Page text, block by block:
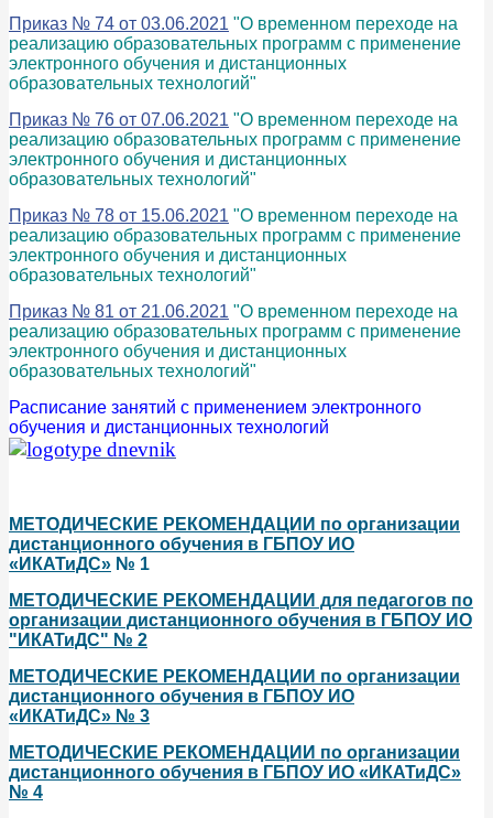
Приказ № 74 от 03.06.2021 "О временном переходе на
реализацию образовательных программ с применение
электронного обучения и дистанционных
образовательных технологий"
Приказ № 76 от 07.06.2021 "О временном переходе на
реализацию образовательных программ с применение
электронного обучения и дистанционных
образовательных технологий"
Приказ № 78 от 15.06.2021 "О временном переходе на
реализацию образовательных программ с применение
электронного обучения и дистанционных
образовательных технологий"
Приказ № 81 от 21.06.2021 "О временном переходе на
реализацию образовательных программ с применение
электронного обучения и дистанционных
образовательных технологий"
Расписание занятий с применением электронного
обучения и дистанционных технологий
МЕТОДИЧЕСКИЕ РЕКОМЕНДАЦИИ по организации
дистанционного обучения в ГБПОУ ИО
«ИКАТиДС» № 1
МЕТОДИЧЕСКИЕ РЕКОМЕНДАЦИИ для педагогов по
организации дистанционного обучения в ГБПОУ ИО
"ИКАТиДС" № 2
МЕТОДИЧЕСКИЕ РЕКОМЕНДАЦИИ по организации
дистанционного обучения в ГБПОУ ИО
«ИКАТиДС» № 3
МЕТОДИЧЕСКИЕ РЕКОМЕНДАЦИИ по организации
дистанционного обучения в ГБПОУ ИО «ИКАТиДС»
№ 4